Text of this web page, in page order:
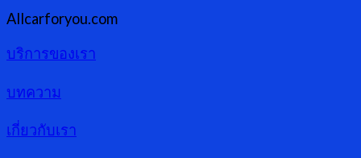
Allcarforyou.com
บริการของเรา
บทความ
เกี่ยวกับเรา